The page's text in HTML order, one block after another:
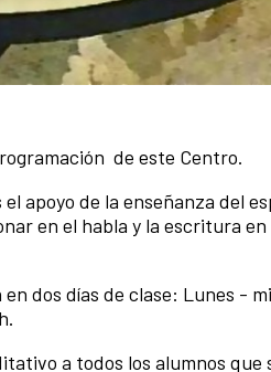
de este Centro.
apoyo de la enseñanza del
en el habla y la escritura en
dos días de clase: Lunes -
a todos los alumnos que